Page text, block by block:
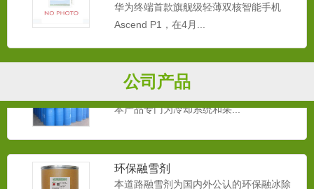
华为终端首款旗舰级轻薄双核智能手机
Ascend P1，在4月...
公司产品
液使用。本产品专门为冷却...
本品用于循环系水系统做为防冻液使用。
本产品专门为冷却系统和采...
环保融雪剂
本道路融雪剂为国内外公认的环保融冰除